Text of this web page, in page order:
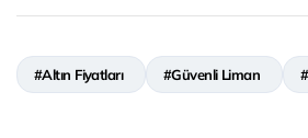
#Altın Fiyatları #Güvenli Liman